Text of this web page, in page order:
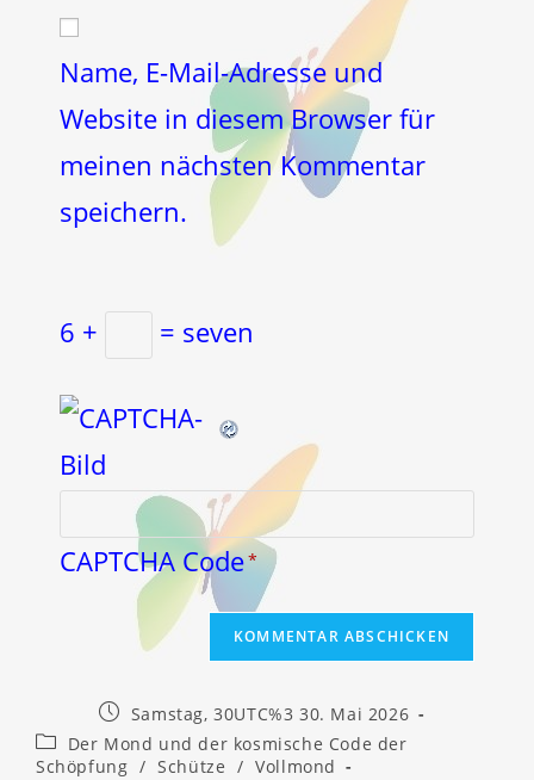
zum
ein
URL
ein
(optional)
Name, E-Mail-Adresse und
Website in diesem Browser für
meinen nächsten Kommentar
speichern.
6 + = seven
CAPTCHA Code*
Beitrag
veröffentlicht:
Samstag, 30UTC%3 30. Mai 2026
Beitrags-
Kategorie:
Der Mond und der kosmische Code der
Schöpfung / Schütze / Vollmond